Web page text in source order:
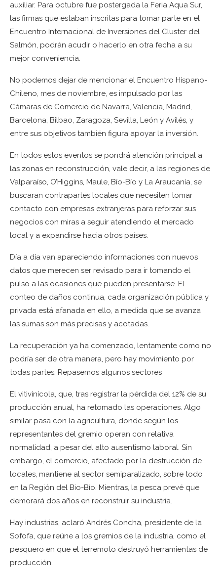
auxiliar. Para octubre fue postergada la Feria Aqua Sur,
las firmas que estaban inscritas para tomar parte en el
Encuentro Internacional de Inversiones del Cluster del
Salmón, podrán acudir o hacerlo en otra fecha a su
mejor conveniencia.
No podemos dejar de mencionar el Encuentro Hispano-
Chileno, mes de noviembre, es impulsado por las
Cámaras de Comercio de Navarra, Valencia, Madrid,
Barcelona, Bilbao, Zaragoza, Sevilla, León y Avilés, y
entre sus objetivos también figura apoyar la inversión.
En todos estos eventos se pondrá atención principal a
las zonas en reconstrucción, vale decir, a las regiones de
Valparaíso, O’Higgins, Maule, Bío-Bío y La Araucanía, se
buscaran contrapartes locales que necesiten tomar
contacto con empresas extranjeras para reforzar sus
negocios con miras a seguir atendiendo el mercado
local y a expandirse hacia otros países.
Día a día van apareciendo informaciones con nuevos
datos que merecen ser revisado para ir tomando el
pulso a las ocasiones que pueden presentarse. El
conteo de daños continua, cada organización pública y
privada está afanada en ello, a medida que se avanza
las sumas son más precisas y acotadas.
La recuperación ya ha comenzado, lentamente como no
podría ser de otra manera, pero hay movimiento por
todas partes. Repasemos algunos sectores
El vitivinícola, que, tras registrar la pérdida del 12% de su
producción anual, ha retomado las operaciones. Algo
similar pasa con la agricultura, donde según los
representantes del gremio operan con relativa
normalidad, a pesar del alto ausentismo laboral. Sin
embargo, el comercio, afectado por la destrucción de
locales, mantiene al sector semiparalizado, sobre todo
en la Región del Bio-Bío. Mientras, la pesca prevé que
demorará dos años en reconstruir su industria.
Hay industrias, aclaró Andrés Concha, presidente de la
Sofofa, que reúne a los gremios de la industria, como el
pesquero en que el terremoto destruyó herramientas de
producción.